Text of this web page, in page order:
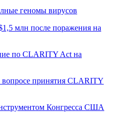
геномы вирусов
млн после поражения на
по CLARITY Act на
принятия CLARITY
Конгресса США